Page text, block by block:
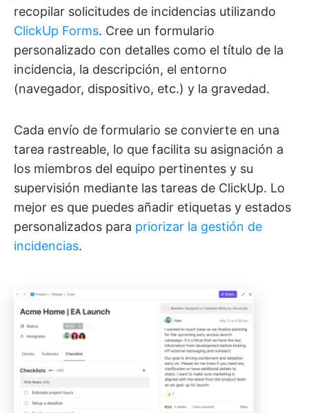
recopilar solicitudes de incidencias utilizando
ClickUp Forms. Cree un formulario
personalizado con detalles como el título de la
incidencia, la descripción, el entorno
(navegador, dispositivo, etc.) y la gravedad.
Cada envío de formulario se convierte en una
tarea rastreable, lo que facilita su asignación a
los miembros del equipo pertinentes y su
supervisión mediante las tareas de ClickUp. Lo
mejor es que puedes añadir etiquetas y estados
personalizados para priorizar la gestión de
incidencias.